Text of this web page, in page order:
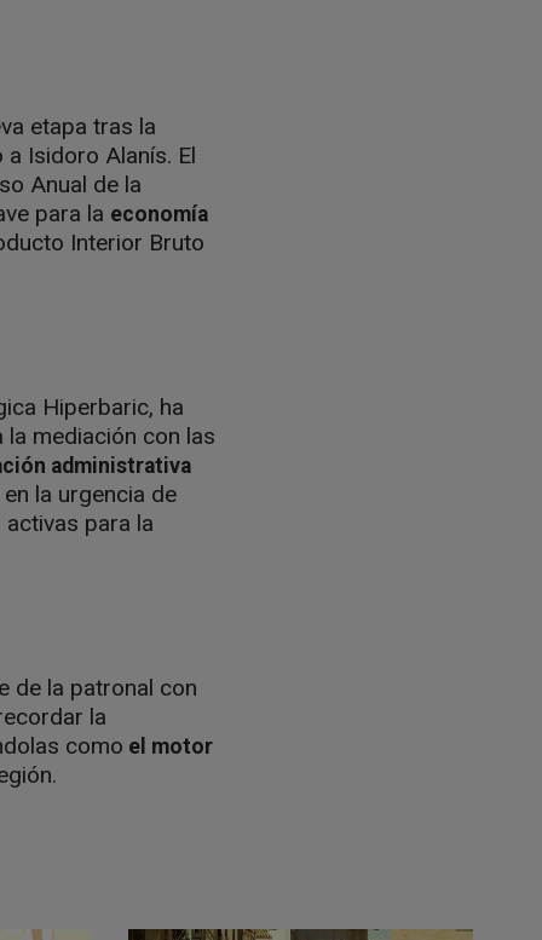
etapa tras la
Isidoro Alanís. El
Anual de la
para la economía
Interior Bruto
Hiperbaric, ha
mediación con las
administrativa
la urgencia de
para la
de la patronal con
la
como el motor